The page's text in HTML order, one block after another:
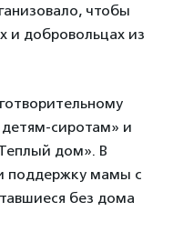
чтобы
и добровольцах из
сиротам» и
дом». В
поддержку мамы с
без дома